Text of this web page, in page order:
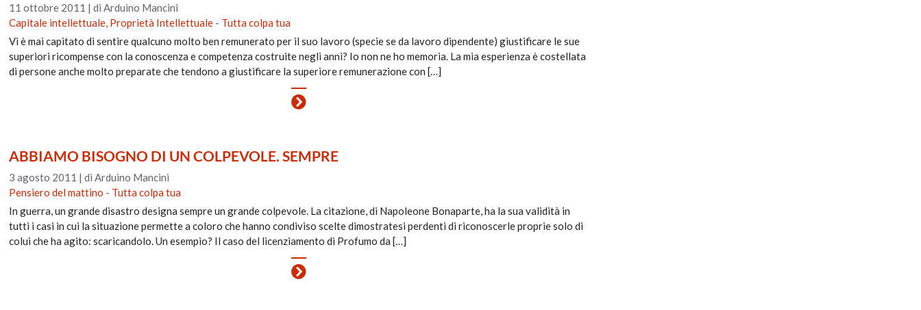
11 ottobre 2011 |di Arduino Mancini
Capitale intellettuale, Proprietà Intellettuale - Tutta colpa tua
Vi è mai capitato di sentire qualcuno molto ben remunerato per il suo lavoro (specie se da lavoro dipendente) giustificare le sue
superiori ricompense con la conoscenza e competenza costruite negli anni? Io non ne ho memoria. La mia esperienza è costellata
di persone anche molto preparate che tendono a giustificare la superiore remunerazione con […]
ABBIAMO BISOGNO DI UN COLPEVOLE. SEMPRE
3 agosto 2011 |di Arduino Mancini
Pensiero del mattino - Tutta colpa tua
In guerra, un grande disastro designa sempre un grande colpevole. La citazione, di Napoleone Bonaparte, ha la sua validità in
tutti i casi in cui la situazione permette a coloro che hanno condiviso scelte dimostratesi perdenti di riconoscerle proprie solo di
colui che ha agito: scaricandolo. Un esempio? Il caso del licenziamento di Profumo da […]